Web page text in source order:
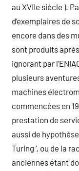
au XVIIe siècle ).
d’exemplaires de
encore dans des
sont produits
ignorant par
plusieurs
machines
commencées en
prestation de
aussi de
Turing ‘, ou de la
anciennes étant